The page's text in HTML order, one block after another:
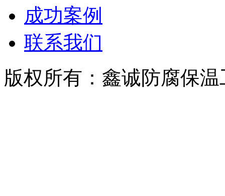
成功案例
联系我们
版权所有：鑫诚防腐保